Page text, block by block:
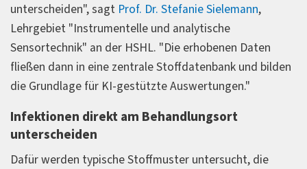
unterscheiden", sagt Prof. Dr. Stefanie Sielemann,
Lehrgebiet "Instrumentelle und analytische
Sensortechnik" an der HSHL. "Die erhobenen Daten
fließen dann in eine zentrale Stoffdatenbank und bilden
die Grundlage für KI‑gestützte Auswertungen."
Infektionen direkt am Behandlungsort
unterscheiden
Dafür werden typische Stoffmuster untersucht, die